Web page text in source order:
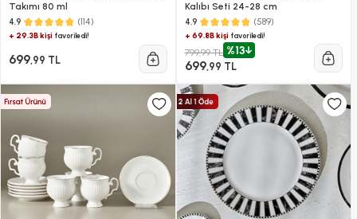
Takımı 80 ml
4.9 (114)
+ 29.3B kişi favoriledi!
699,99 TL
Kalıbı Seti 24-28 cm
4.9 (589)
+ 69.8B kişifavoriledi!
799,99 TL %13
699,99 TL